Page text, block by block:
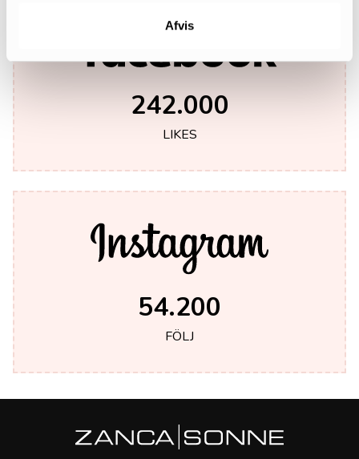
Afvis
242.000
LIKES
54.200
FÖLJ